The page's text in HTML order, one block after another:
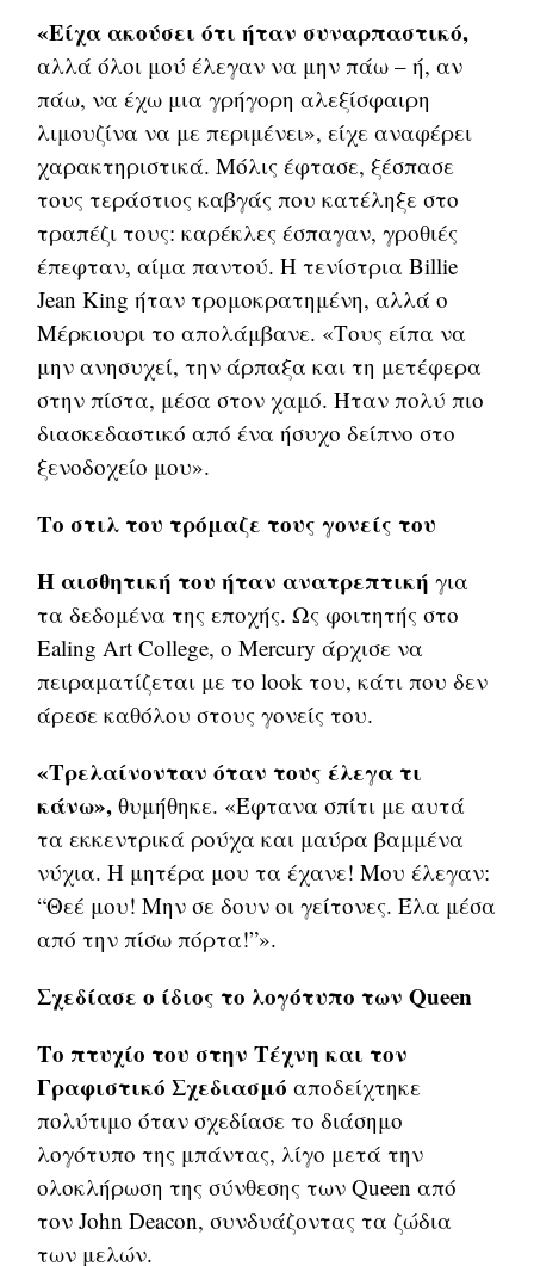
«Είχα ακούσει ότι ήταν συναρπαστικό,
αλλά όλοι μού έλεγαν να μην πάω – ή, αν
πάω, να έχω μια γρήγορη αλεξίσφαιρη
λιμουζίνα να με περιμένει», είχε αναφέρει
χαρακτηριστικά. Μόλις έφτασε, ξέσπασε
τους τεράστιος καβγάς που κατέληξε στο
τραπέζι τους: καρέκλες έσπαγαν, γροθιές
έπεφταν, αίμα παντού. Η τενίστρια Billie
Jean King ήταν τρομοκρατημένη, αλλά ο
Μέρκιουρι το απολάμβανε. «Τους είπα να
μην ανησυχεί, την άρπαξα και τη μετέφερα
στην πίστα, μέσα στον χαμό. Ήταν πολύ πιο
διασκεδαστικό από ένα ήσυχο δείπνο στο
ξενοδοχείο μου».
Το στιλ του τρόμαζε τους γονείς του
Η αισθητική του ήταν ανατρεπτική για
τα δεδομένα της εποχής. Ως φοιτητής στο
Ealing Art College, ο Mercury άρχισε να
πειραματίζεται με το look του, κάτι που δεν
άρεσε καθόλου στους γονείς του.
«Τρελαίνονταν όταν τους έλεγα τι
κάνω», θυμήθηκε. «Έφτανα σπίτι με αυτά
τα εκκεντρικά ρούχα και μαύρα βαμμένα
νύχια. Η μητέρα μου τα έχανε! Μου έλεγαν:
“Θεέ μου! Μην σε δουν οι γείτονες. Έλα μέσα
από την πίσω πόρτα!”».
Σχεδίασε ο ίδιος το λογότυπο των Queen
Το πτυχίο του στην Τέχνη και τον
Γραφιστικό Σχεδιασμό αποδείχτηκε
πολύτιμο όταν σχεδίασε το διάσημο
λογότυπο της μπάντας, λίγο μετά την
ολοκλήρωση της σύνθεσης των Queen από
τον John Deacon, συνδυάζοντας τα ζώδια
των μελών.